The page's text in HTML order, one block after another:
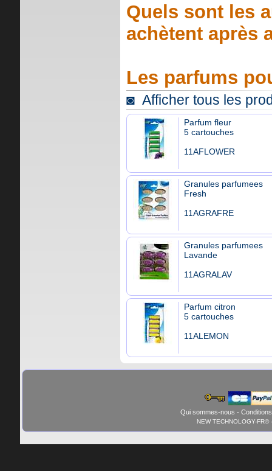
Quels sont les
achètent après
Les parfums
◙ Afficher tous les
Parfum fleur
5 cartouches
11AFLOWER
Granules parfumees
Fresh
11AGRAFRE
Granules parfumees
Lavande
11AGRALAV
Parfum citron
5 cartouches
11ALEMON
Qui sommes-nous -
NEW TECHNOLOGY-